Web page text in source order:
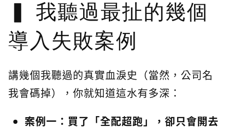
我聽過最扯的幾個
導入失敗案例
講幾個我聽過的真實血淚史（當然，公司名
我會碼掉），你就知道這水有多深：
案例一：買了「全配超跑」，卻只會開去